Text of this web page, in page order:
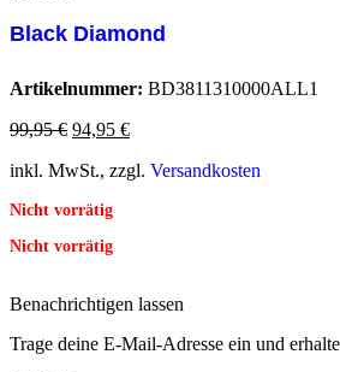
Black Diamond
Artikelnummer: BD3811310000ALL1
99,95€ 94,95 €
inkl. MwSt., zzgl. Versandkosten
Nicht vorrätig
Nicht vorrätig
Benachrichtigen lassen
Trage deine E-Mail-Adresse ein und